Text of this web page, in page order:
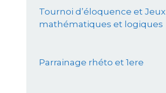
Tournoi d’éloquence et Jeux
mathématiques et logiques
Parrainage rhéto et 1ere